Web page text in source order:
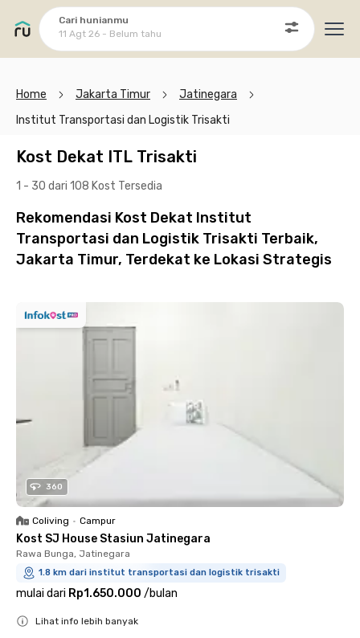
Cari hunianmu
11 Agt 26 - Belum tahu
Home Jakarta Timur
Jatinegara
Institut Transportasi dan Logistik Trisakti
Kost Dekat ITL Trisakti
1 - 30 dari 108 Kost Tersedia
Rekomendasi Kost Dekat Institut
Transportasi dan Logistik Trisakti Terbaik,
Jakarta Timur, Terdekat ke Lokasi Strategis
360
Coliving • Campur
Kost SJ House Stasiun Jatinegara
Rawa Bunga, Jatinegara
1.8 km dari institut transportasi dan logistik trisakti
mulai dari Rp1.650.000 /bulan
Lihat info lebih banyak